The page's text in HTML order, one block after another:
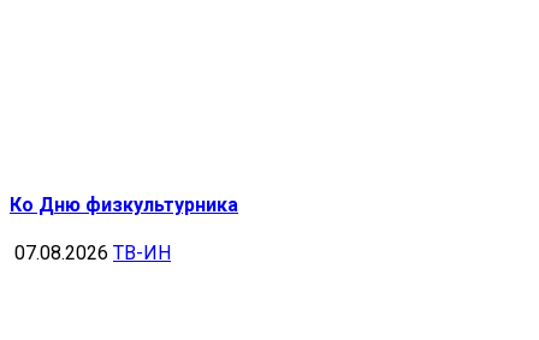
Ко Дню физкультурника
07.08.2026 ТВ-ИН